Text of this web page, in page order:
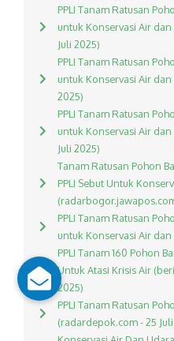
PPLI Tanam Ratusan
untuk Konservasi Air
Juli 2025)
PPLI Tanam Ratusan
untuk Konservasi Air
2025)
PPLI Tanam Ratusan
untuk Konservasi Air
Juli 2025)
Tanam Ratusan Pohon
PPLI Sebut Untuk
PPLI Tanam Ratusan
untuk Konservasi Air
PPLI Tanam 160 Pohon
Untuk Atasi Krisis Air
2025)
PPLI Tanam Ratusan
(radardepok.com - 25